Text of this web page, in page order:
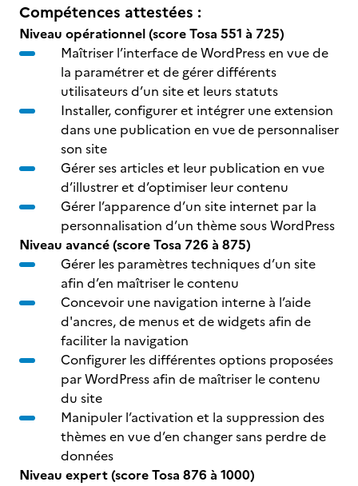
Compétences attestées :
Niveau opérationnel (score Tosa 551 à 725)
Maîtriser l’interface de WordPress en vue de
la paramétrer et de gérer différents
utilisateurs d’un site et leurs statuts
Installer, configurer et intégrer une extension
dans une publication en vue de personnaliser
son site
Gérer ses articles et leur publication en vue
d’illustrer et d’optimiser leur contenu
Gérer l’apparence d’un site internet par la
personnalisation d’un thème sous WordPress
Niveau avancé (score Tosa 726 à 875)
Gérer les paramètres techniques d’un site
afin d’en maîtriser le contenu
Concevoir une navigation interne à l’aide
d'ancres, de menus et de widgets afin de
faciliter la navigation
Configurer les différentes options proposées
par WordPress afin de maîtriser le contenu
du site
Manipuler l’activation et la suppression des
thèmes en vue d’en changer sans perdre de
données
Niveau expert (score Tosa 876 à 1000)